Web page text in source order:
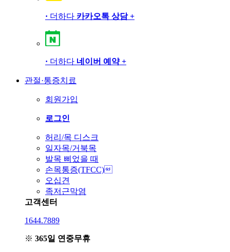
· 더하다 카카오톡 상담 +
· 더하다 네이버 예약 +
관절·통증치료
회원가입
로그인
허리/목 디스크
일자목/거북목
발목 삐었을 때
손목통증(TFCC)
오십견
족저근막염
고객센터
1644.7889
※ 365일 연중무휴